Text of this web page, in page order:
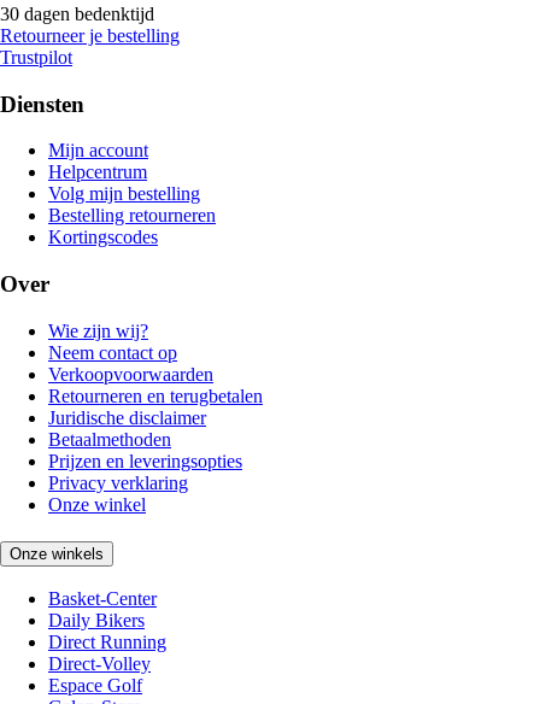
30 dagen bedenktijd
Retourneer je bestelling
Trustpilot
Diensten
Mijn account
Helpcentrum
Volg mijn bestelling
Bestelling retourneren
Kortingscodes
Over
Wie zijn wij?
Neem contact op
Verkoopvoorwaarden
Retourneren en terugbetalen
Juridische disclaimer
Betaalmethoden
Prijzen en leveringsopties
Privacy verklaring
Onze winkel
Onze winkels
Basket-Center
Daily Bikers
Direct Running
Direct-Volley
Espace Golf